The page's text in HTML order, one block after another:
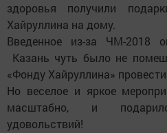
здоровья получили
Хайруллина на дому.
Введенное из-за ЧМ-2018
Казань чуть было не
«Фонду Хайруллина»
Но веселое и яркое
масштабно, и
удовольствий!